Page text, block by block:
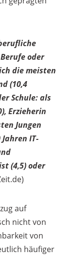
oder
die meisten
(10,4
Schule: als
Erzieherin
Jungen
IT-
(4,5) oder
auf
nicht von
von
häufiger